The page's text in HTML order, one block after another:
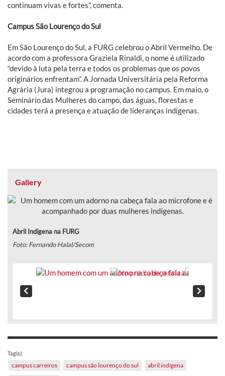
continuam vivas e fortes”, comenta.
Campus São Lourenço do Sul
Em São Lourenço do Sul, a FURG celebrou o Abril Vermelho. De
acordo com a professora Graziela Rinaldi, o nome é utilizado
“devido à luta pela terra e todos os problemas que os povos
originários enfrentam”. A Jornada Universitária pela Reforma
Agrária (Jura) integrou a programação no campus. Em maio, o
Seminário das Mulheres do campo, das águas, florestas e
cidades terá a presença e atuação de lideranças indígenas.
Gallery
Abril Indígena na FURG
Foto: Fernando Halal/Secom
Tag(s):
campus carreiros campus são lourenço do sul abril indígena